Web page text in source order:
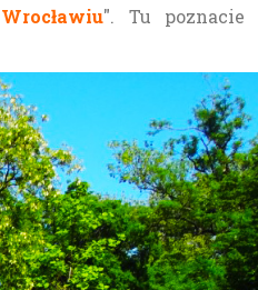
". Tu poznacie